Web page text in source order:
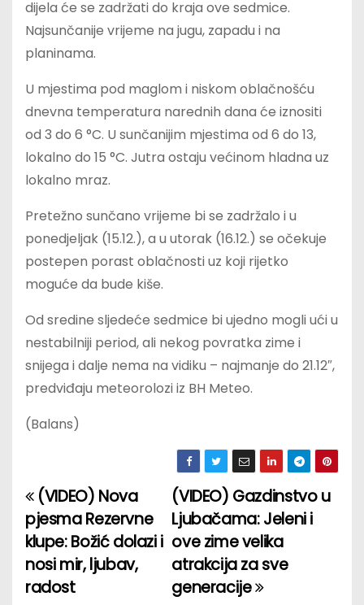
dijela će se zadržati do kraja ove sedmice.
Najsunčanije vrijeme na jugu, zapadu i na
planinama.
U mjestima pod maglom i niskom oblačnošću
dnevna temperatura narednih dana će iznositi
od 3 do 6 °C. U sunčanijim mjestima od 6 do 13,
lokalno do 15 °C. Jutra ostaju većinom hladna uz
lokalno mraz.
Pretežno sunčano vrijeme bi se zadržalo i u
ponedjeljak (15.12.), a u utorak (16.12.) se očekuje
postepen porast oblačnosti uz koji rijetko
moguće da bude kiše.
Od sredine sljedeće sedmice bi ujedno mogli ući u
nestabilniji period, ali nekog povratka zime i
snijega i dalje nema na vidiku – najmanje do 21.12″,
predviđaju meteorolozi iz BH Meteo.
(Balans)
P
o
s
(VIDEO) Gazdinstvo u
Ljubačama: Jeleni i
ove zime velika
atrakcija za sve
generacije
(VIDEO) Nova
pjesma Rezervne
klupe: Božić dolazi i
nosi mir, ljubav,
radost